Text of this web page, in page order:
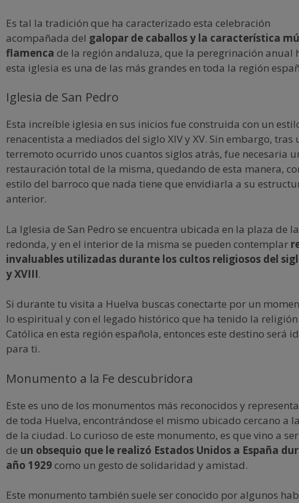
Es tal la tradición que ha caracterizado esta celebración
acompañada del galopar de caballos y la característica
flamenca de la región andaluza, que la peregrinación anual
esta iglesia es una de las más grandes en toda la región
Iglesia de San Pedro
Esta increíble iglesia en sus inicios fue construida con un
renacentista a mediados del siglo XIV y XV. Sin embargo, tras
terremoto ocurrido unos cuantos siglos atrás, fue necesaria
restauración total de la misma, quedando de esta manera,
estilo del barroco que nada tiene que envidiarla a su
anterior.
La Iglesia de San Pedro se encuentra ubicada en la plaza de la
redonda, y en el interior de la misma se pueden contemplar
invaluables utilizadas durante los cultos religiosos del
y XVIII.
Si durante tu visita a Huelva buscas conectarte por un
lo espiritual y con el legado histórico que ha tenido la religión
Católica en esta región española, entonces este destino será
para ti.
Monumento a la Fe descubridora
Este es uno de los monumentos más reconocidos y
de toda Huelva, encontrándose el mismo ubicado cercano a
de la ciudad. Lo curioso de este monumento, es que vino a
de un obsequio que le realizó Estados Unidos a España
año 1929como un gesto de solidaridad y amistad.
Este monumento también suele ser conocido por algunos